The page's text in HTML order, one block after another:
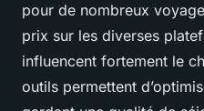
pour de nombreux
prix sur les diverses
influencent fortement le
outils permettent